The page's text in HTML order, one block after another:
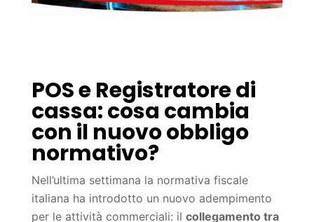
POS e Registratore di
cassa: cosa cambia
con il nuovo obbligo
normativo?
Nell’ultima settimana la normativa fiscale
italiana ha introdotto un nuovo adempimento
per le attività commerciali: il collegamento tra